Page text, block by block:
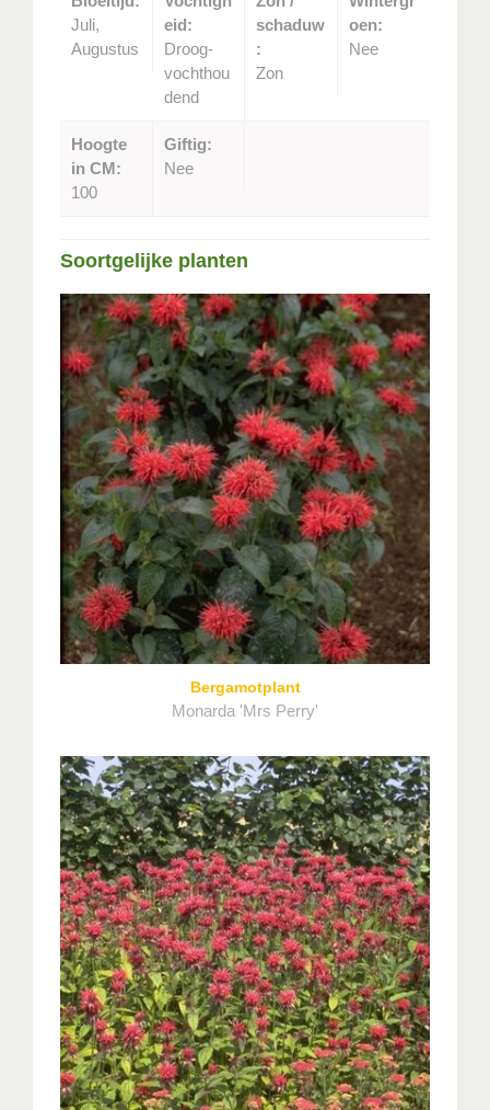
Juli,
Augustus
eid:
Droog-
vochthou
dend
schaduw
:
Zon
oen:
Nee
Hoogte
in CM:
100
Giftig:
Nee
Soortgelijke planten
Bergamotplant
Monarda 'Mrs Perry'